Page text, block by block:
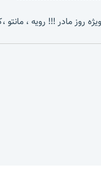
روز مادر !!! رویه ، مانتو